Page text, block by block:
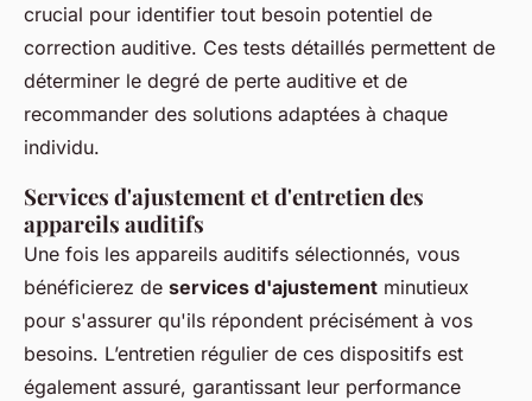
crucial pour identifier tout besoin potentiel de
correction auditive. Ces tests détaillés permettent de
déterminer le degré de perte auditive et de
recommander des solutions adaptées à chaque
individu.
Services d'ajustement et d'entretien des
appareils auditifs
Une fois les appareils auditifs sélectionnés, vous
bénéficierez de services d'ajustement minutieux
pour s'assurer qu'ils répondent précisément à vos
besoins. L’entretien régulier de ces dispositifs est
également assuré, garantissant leur performance